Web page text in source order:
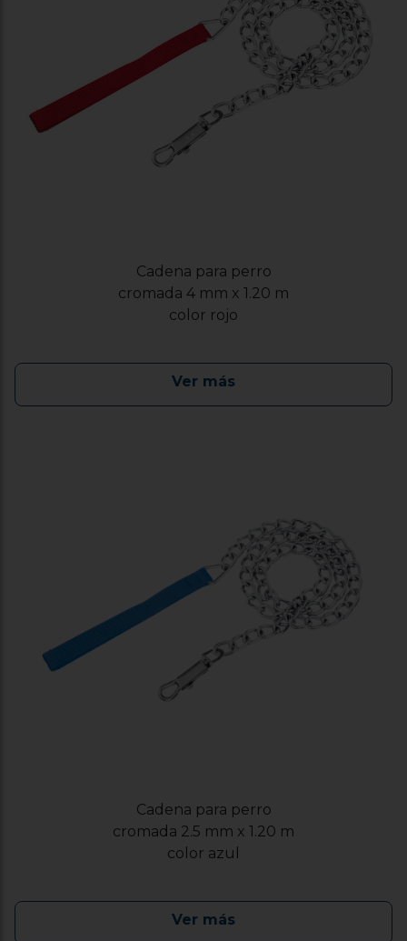
Cadena para perro
cromada 4 mm x 1.20 m
color rojo
Ver más
Cadena para perro
cromada 2.5 mm x 1.20 m
color azul
Ver más